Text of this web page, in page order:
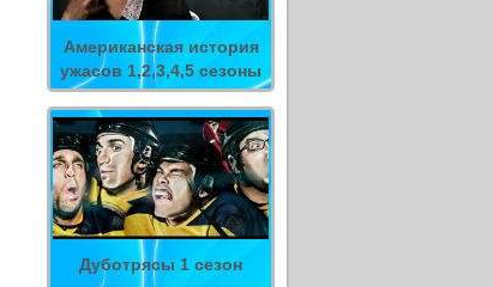
Американская история
ужасов 1,2,3,4,5 сезоны
Дуботрясы 1 сезон